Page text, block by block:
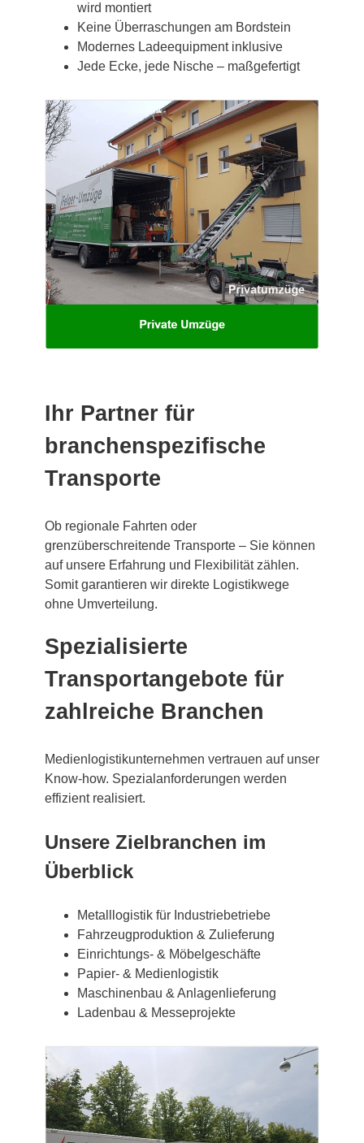
wird montiert
Keine Überraschungen am Bordstein
Modernes Ladeequipment inklusive
Jede Ecke, jede Nische – maßgefertigt
Ihr Partner für
branchenspezifische
Transporte
Ob regionale Fahrten oder
grenzüberschreitende Transporte – Sie können
auf unsere Erfahrung und Flexibilität zählen.
Somit garantieren wir direkte Logistikwege
ohne Umverteilung.
Spezialisierte
Transportangebote für
zahlreiche Branchen
Medienlogistikunternehmen vertrauen auf unser
Know-how. Spezialanforderungen werden
effizient realisiert.
Unsere Zielbranchen im
Überblick
Metalllogistik für Industriebetriebe
Fahrzeugproduktion & Zulieferung
Einrichtungs- & Möbelgeschäfte
Papier- & Medienlogistik
Maschinenbau & Anlagenlieferung
Ladenbau & Messeprojekte